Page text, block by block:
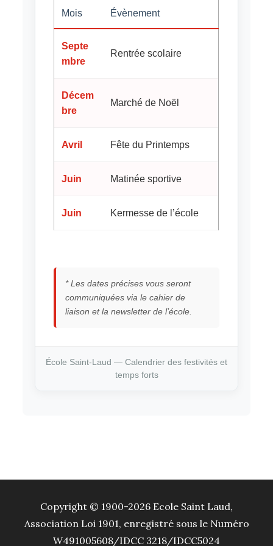
Mois Évènement
Septe
mbre
Rentrée scolaire
Décem
bre
Marché de Noël
Avril Fête du Printemps
Juin Matinée sportive
Juin Kermesse de l’école
* Les dates précises vous seront
communiquées via le cahier de
liaison et la newsletter de l’école.
École Saint-Laud — Calendrier des festivités et
temps forts
Copyright © 1900-2026 Ecole Saint Laud,
Association Loi 1901, enregistré sous le Numéro
W491005608/IDCC 3218/IDCC5024